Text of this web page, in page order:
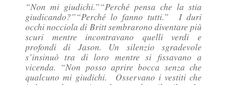
“Non mi giudichi.”“Perché pensa che la stia
giudicando?”“Perché lo fanno tutti.” I duri
occhi nocciola di Britt sembrarono diventare più
scuri mentre incontravano quelli verdi e
profondi di Jason. Un silenzio sgradevole
s’insinuò tra di loro mentre si fissavano a
vicenda. “Non posso aprire bocca senza che
qualcuno mi giudichi. Osservano i vestiti che